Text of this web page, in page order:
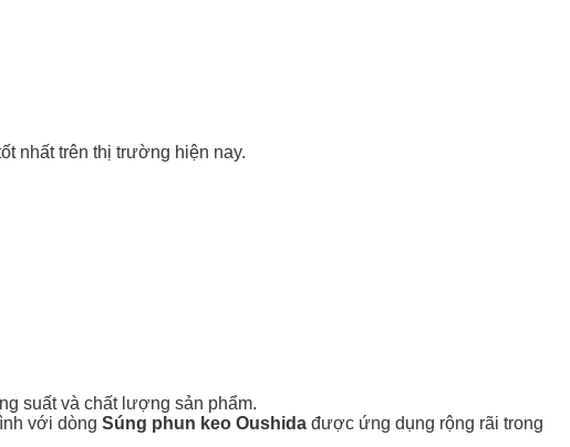
nhất trên thị trường hiện nay.
suất và chất lượng sản phẩm.
với dòng Súng phun keo Oushida được ứng dụng rộng rãi trong